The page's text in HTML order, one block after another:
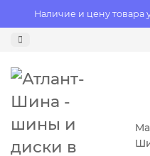
Наличие и цену товара